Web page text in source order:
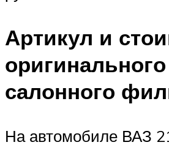
Артикул и
оригинального
салонного
На автомобиле ВАЗ